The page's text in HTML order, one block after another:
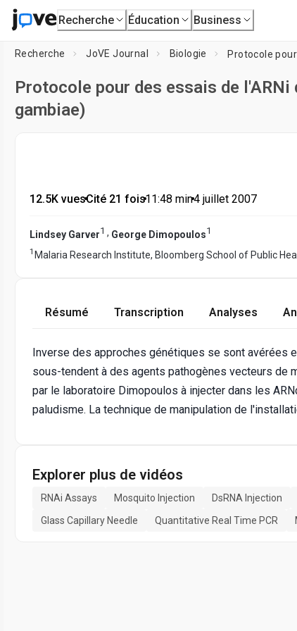
Recherche Éducation Business
Recherche JoVE Journal Biologie Protocole
Protocole pour des essais de
gambiae)
12.5K vues•Cité 21 fois•11:48 min•4 juillet 2007
Lindsey Garver1 , George Dimopoulos1
1 Malaria Research Institute, Bloomberg School of Public
Résumé Transcription Analyses
Inverse des approches génétiques se sont
sous-tendent à des agents pathogènes vecteurs de
par le laboratoire Dimopoulos à injecter dans les
paludisme. La technique de manipulation de
Explorer plus de vidéos
RNAi Assays Mosquito Injection DsRNA Injection
Glass Capillary Needle
Quantitative Real Time PCR